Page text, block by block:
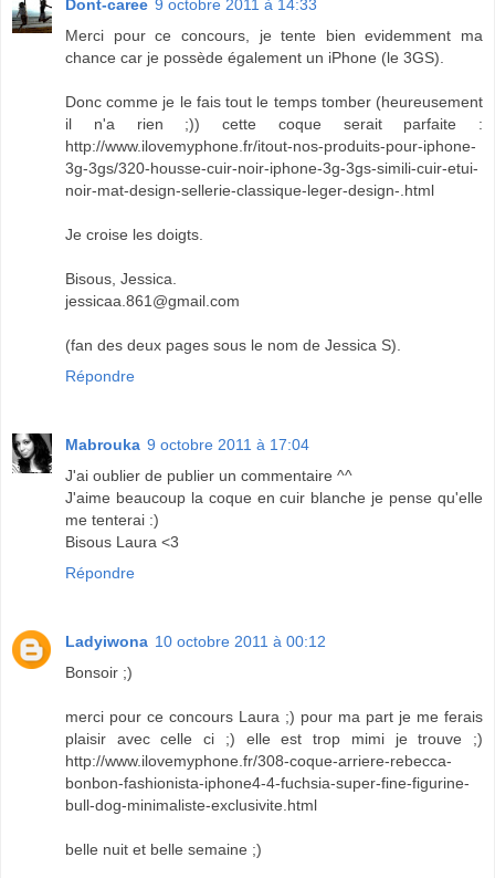
Dont-caree 9 octobre 2011 à 14:33
Merci pour ce concours, je tente bien evidemment ma
chance car je possède également un iPhone (le 3GS).
Donc comme je le fais tout le temps tomber (heureusement
il n'a rien ;)) cette coque serait parfaite :
http://www.ilovemyphone.fr/itout-nos-produits-pour-iphone-
3g-3gs/320-housse-cuir-noir-iphone-3g-3gs-simili-cuir-etui-
noir-mat-design-sellerie-classique-leger-design-.html
Je croise les doigts.
Bisous, Jessica.
jessicaa.861@gmail.com
(fan des deux pages sous le nom de Jessica S).
Répondre
Mabrouka 9 octobre 2011 à 17:04
J'ai oublier de publier un commentaire ^^
J'aime beaucoup la coque en cuir blanche je pense qu'elle
me tenterai :)
Bisous Laura <3
Répondre
Ladyiwona 10 octobre 2011 à 00:12
Bonsoir ;)
merci pour ce concours Laura ;) pour ma part je me ferais
plaisir avec celle ci ;) elle est trop mimi je trouve ;)
http://www.ilovemyphone.fr/308-coque-arriere-rebecca-
bonbon-fashionista-iphone4-4-fuchsia-super-fine-figurine-
bull-dog-minimaliste-exclusivite.html
belle nuit et belle semaine ;)